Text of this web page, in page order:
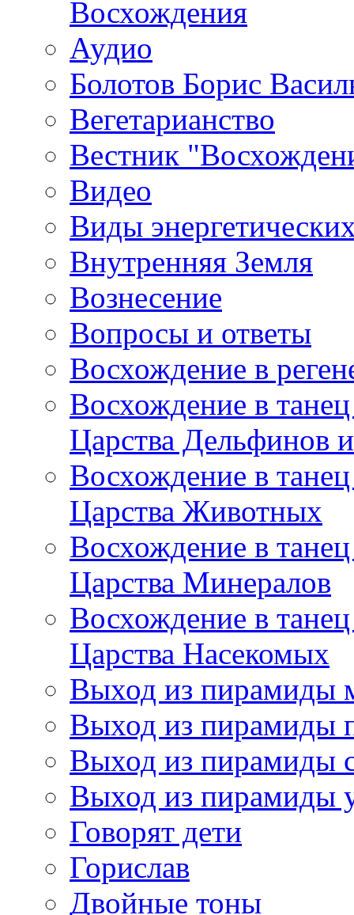
Восхождения
Аудио
Болотов Борис
Вегетарианство
Вестник
Видео
Виды
Внутренняя Земля
Вознесение
Вопросы и ответы
Восхождение в
Восхождение в
Царства Дельфинов
Восхождение в
Царства Животных
Восхождение в
Царства Минералов
Восхождение в
Царства Насекомых
Выход из пирамиды
Выход из пирамиды
Выход из пирамиды
Выход из пирамиды
Говорят дети
Горислав
Двойные тоны